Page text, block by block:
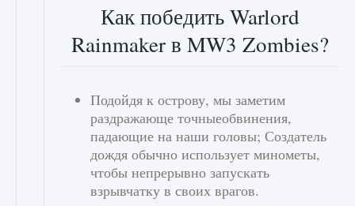
Как победить Warlord
Rainmaker в MW3 Zombies?
Подойдя к острову, мы заметим
раздражающе точныеобвинения,
падающие на наши головы; Создатель
дождя обычно использует минометы,
чтобы непрерывно запускать
взрывчатку в своих врагов.